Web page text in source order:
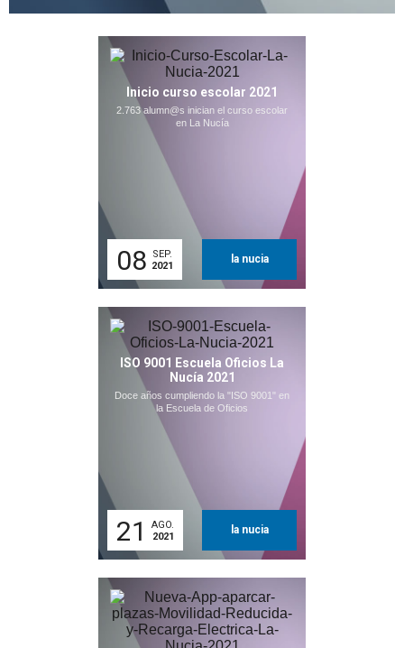
Inicio curso escolar 2021
2.763 alumn@s inician el curso escolar
en La Nucía
08
SEP.
2021
la nucia
ISO 9001 Escuela Oficios La
Nucía 2021
Doce años cumpliendo la "ISO 9001" en
la Escuela de Oficios
21
AGO.
2021
la nucia